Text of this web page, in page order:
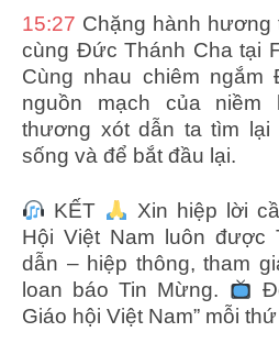
15:27 Chặng hành hương
cùng Đức Thánh Cha tại
Cùng nhau chiêm
nguồn mạch của niềm
thương xót dẫn ta tìm lại
sống và để bắt đầu lại.
KẾT
Xin hiệp lời
Hội Việt Nam luôn được
dẫn – hiệp thông, tham
loan báo Tin Mừng.
Giáo hội Việt Nam” mỗi